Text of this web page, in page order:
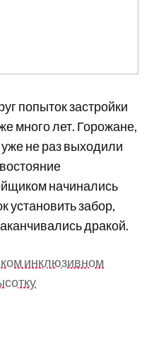
попыток застройки
много лет. Горожане,
не раз выходили
начинались
установить забор,
дракой.
инклюзивном